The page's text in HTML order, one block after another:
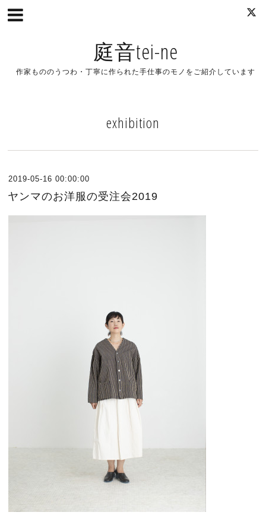
庭音tei-ne
作家もののうつわ・丁寧に作られた手仕事のモノをご紹介しています
exhibition
2019-05-16 00:00:00
ヤンマのお洋服の受注会2019